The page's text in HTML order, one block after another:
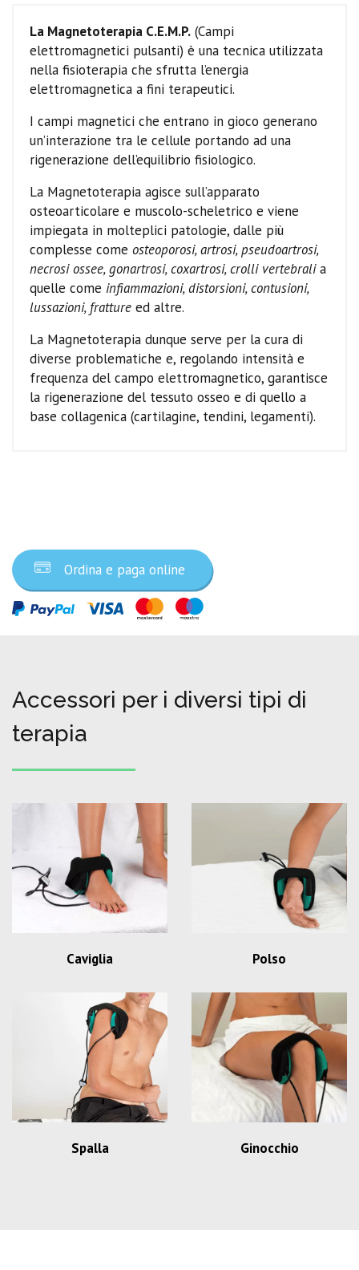
La Magnetoterapia C.E.M.P. (Campi
elettromagnetici pulsanti) è una tecnica utilizzata
nella fisioterapia che sfrutta l’energia
elettromagnetica a fini terapeutici.
I campi magnetici che entrano in gioco generano
un’interazione tra le cellule portando ad una
rigenerazione dell’equilibrio fisiologico.
La Magnetoterapia agisce sull’apparato
osteoarticolare e muscolo-scheletrico e viene
impiegata in molteplici patologie, dalle più
complesse come osteoporosi, artrosi, pseudoartrosi,
necrosi ossee, gonartrosi, coxartrosi, crolli vertebralia
quelle come infiammazioni, distorsioni, contusioni,
lussazioni, fratture ed altre.
La Magnetoterapia dunque serve per la cura di
diverse problematiche e, regolando intensità e
frequenza del campo elettromagnetico, garantisce
la rigenerazione del tessuto osseo e di quello a
base collagenica (cartilagine, tendini, legamenti).
Ordina e paga online
Accessori per i diversi tipi di
terapia
Caviglia Polso
Spalla Ginocchio